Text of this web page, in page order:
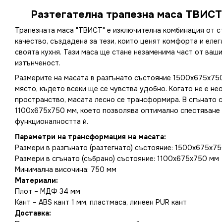
Разтегателна трапезна маса
Трапезната маса "ТВИСТ" е изключителна комбинация от
качество, създадена за тези, които ценят комфорта и
своята кухня. Тази маса ще стане незаменима част от
изтънченост.
Размерите на масата в разгънато състояние
място, където всеки ще се чувства удобно. Когато не е
пространство, масата лесно се трансформира. В сгънато
1100x675x750 мм, което позволява оптимално спестяване
функционалността ѝ.
Параметри на трансформация на масата:
Размери в разгънато (разтегнато) състояние:
Размери в сгънато (събрано) състояние: 1100x675x750 мм
Минимална височина: 750 мм
Материали:
Плот – МДФ 34 мм
Кант – ABS кант 1 мм, пластмаса, линеен PUR кант
Доставка: